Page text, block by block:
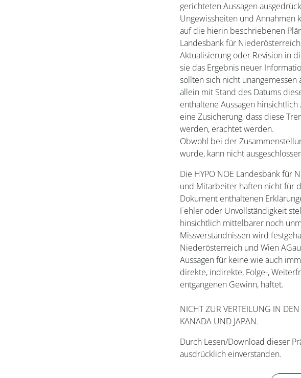
gerichteten Aussagen
Ungewissheiten und Annahmen
auf die hierin beschriebenen
Landesbank für
Aktualisierung oder Revision in
sie das Ergebnis neuer
sollten sich nicht unangemessen
allein mit Stand des Datums
enthaltene Aussagen
eine Zusicherung, dass diese
werden, erachtet werden.
Obwohl bei der
wurde, kann nicht
Die HYPO NOE Landesbank für
und Mitarbeiter haften nicht für
Dokument enthaltenen
Fehler oder Unvollständigkeit
hinsichtlich mittelbarer noch
Missverständnissen wird
Niederösterreich und Wien
Aussagen für keine wie auch
direkte, indirekte, Folge-,
entgangenen Gewinn, haftet.
NICHT ZUR VERTEILUNG IN
KANADA UND JAPAN.
Durch Lesen/Download dieser
ausdrücklich einverstanden.